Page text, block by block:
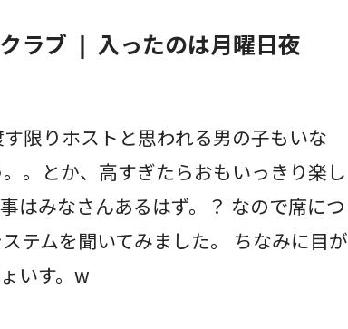
ラブ ❘ 入ったのは月曜日夜
限りホストと思われる男の子もいな
。とか、高すぎたらおもいっきり楽し
はみなさんあるはず。？ なので席につ
テムを聞いてみました。 ちなみに目が
いす。w